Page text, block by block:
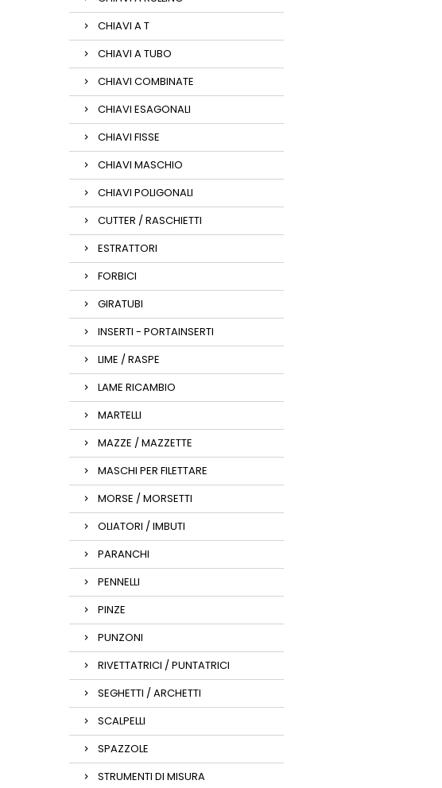
CHIAVI A T
CHIAVI A TUBO
CHIAVI COMBINATE
CHIAVI ESAGONALI
CHIAVI FISSE
CHIAVI MASCHIO
CHIAVI POLIGONALI
CUTTER / RASCHIETTI
ESTRATTORI
FORBICI
GIRATUBI
INSERTI - PORTAINSERTI
LIME / RASPE
LAME RICAMBIO
MARTELLI
MAZZE / MAZZETTE
MASCHI PER FILETTARE
MORSE / MORSETTI
OLIATORI / IMBUTI
PARANCHI
PENNELLI
PINZE
PUNZONI
RIVETTATRICI / PUNTATRICI
SEGHETTI / ARCHETTI
SCALPELLI
SPAZZOLE
STRUMENTI DI MISURA